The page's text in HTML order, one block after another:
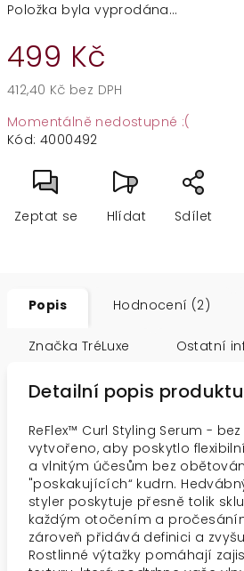
Položka byla vyprodána…
499 Kč
412,40 Kč bez DPH
cena:
Momentálně nedostupné :(
Kód: 4000492
Zeptat se Hlídat Sdílet
Popis Hodnocení (2)
Značka TréLuxe Ostatní
Detailní popis produktu
ReFlex™ Curl Styling Serum -
vytvořeno, aby poskytlo
a vlnitým účesům bez
"poskakujících“ kudrn.
styler poskytuje přesně tolik
každým otočením a
zároveň přidává definici a
Rostlinné výtažky pomáhají